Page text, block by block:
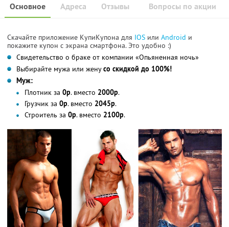
Основное Отзывы Вопросы по акции
Адреса
Скачайте приложение КупиКупона для IOS или Android и
покажите купон с экрана смартфона. Это удобно :)
Свидетельство о браке от компании «Опьяненная ночь»
Выбирайте мужа или женусо скидкой до 100%!
Муж:
Плотник за 0р. вместо 2000р.
Грузчик за 0р. вместо 2045р.
Строитель за 0р. вместо 2100р.